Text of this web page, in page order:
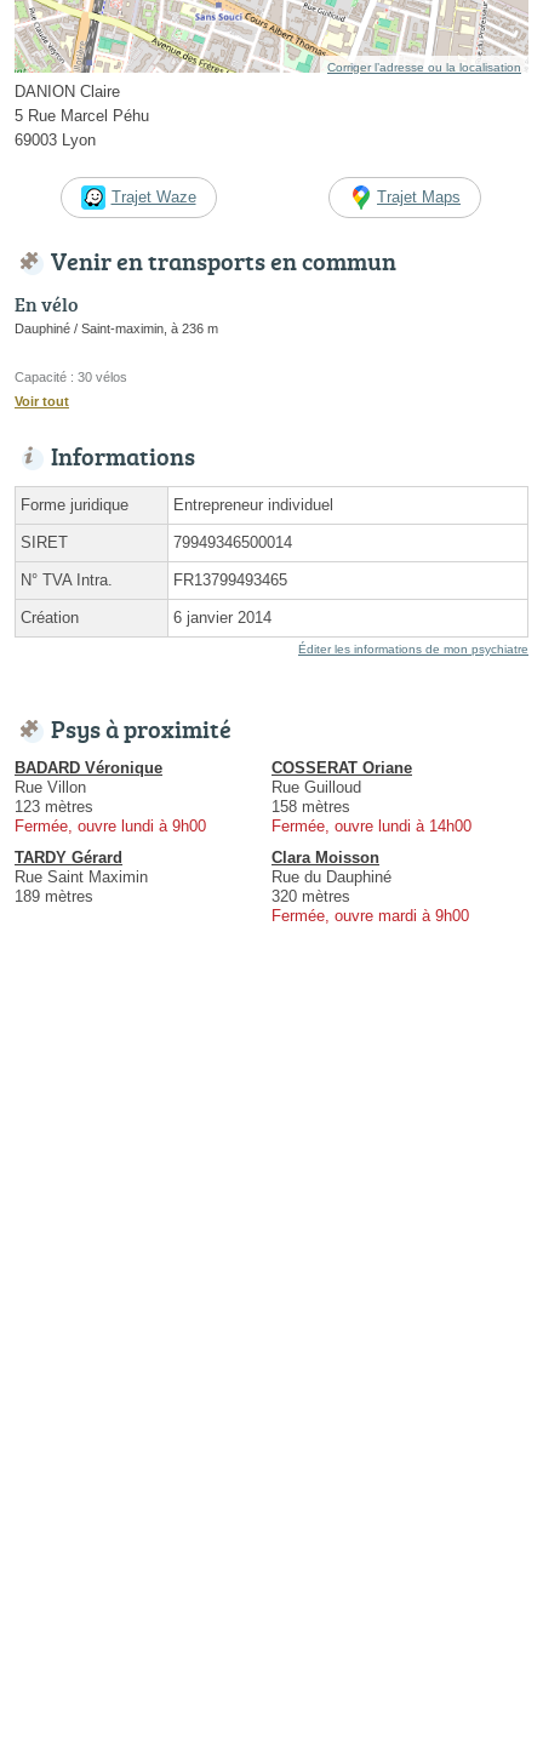
Corriger l’adresse ou la localisation
DANION Claire
5 Rue Marcel Péhu
69003 Lyon
Trajet Waze Trajet Maps
Venir en transports en commun
En vélo
Dauphiné / Saint-maximin, à 236 m
Capacité : 30 vélos
Voir tout
Informations
Forme juridique Entrepreneur individuel
SIRET 79949346500014
N° TVA Intra. FR13799493465
Création 6 janvier 2014
Éditer les informations de mon psychiatre
Psys à proximité
BADARD Véronique
Rue Villon
123 mètres
Fermée, ouvre lundi à 9h00
COSSERAT Oriane
Rue Guilloud
158 mètres
Fermée, ouvre lundi à 14h00
TARDY Gérard
Rue Saint Maximin
189 mètres
Clara Moisson
Rue du Dauphiné
320 mètres
Fermée, ouvre mardi à 9h00